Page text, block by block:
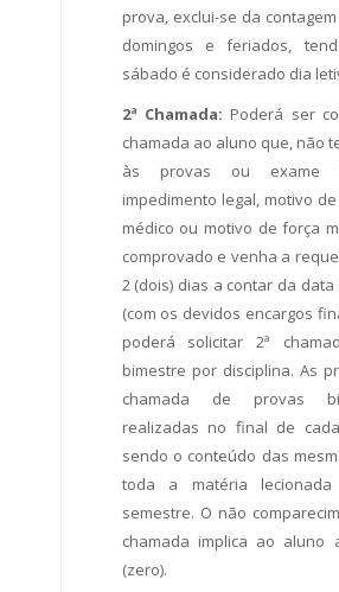
prova, exclui-se da
domingos e feriados,
sábado é considerado dia
2ª Chamada: Poderá ser
chamada ao aluno que, não
às provas ou exame
impedimento legal, motivo
médico ou motivo de força
comprovado e venha a
2 (dois) dias a contar da
(com os devidos encargos
poderá solicitar 2ª
bimestre por disciplina. As
chamada de provas
realizadas no final de
sendo o conteúdo das
toda a matéria
semestre. O não
chamada implica ao aluno
(zero).